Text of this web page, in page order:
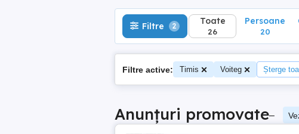
Filtre 2 Toate
26
Persoane
20
Filtre active: Timis Voiteg Șterge
Anunțuri promovate–